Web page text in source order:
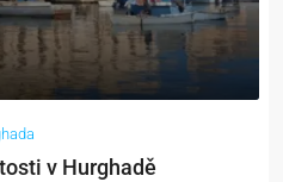
v Hurghadě